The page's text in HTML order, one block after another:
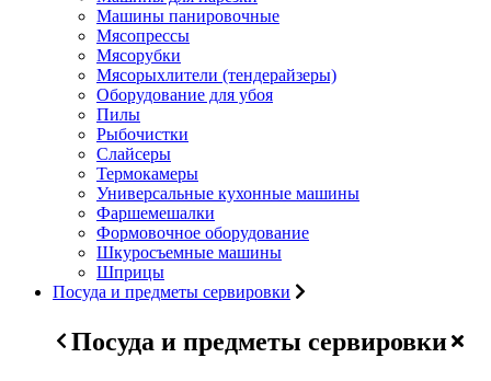
Машины панировочные
Мясопрессы
Мясорубки
Мясорыхлители (тендерайзеры)
Оборудование для убоя
Пилы
Рыбочистки
Слайсеры
Термокамеры
Универсальные кухонные машины
Фаршемешалки
Формовочное оборудование
Шкуросъемные машины
Шприцы
Посуда и предметы сервировки
Посуда и предметы сервировки